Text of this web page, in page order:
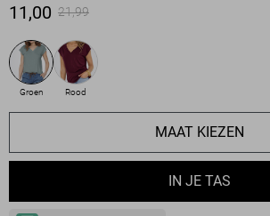
11,00 21,99
Groen Rood
MAAT KIEZEN
IN JE TAS